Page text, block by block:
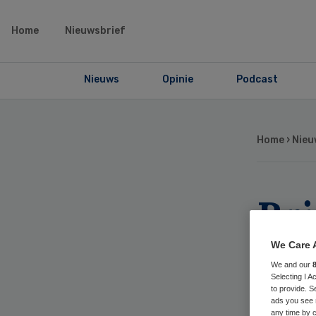
Home Nieuwsbrief
Nieuws Opinie Podcast
Home ›
We Care
We and our
Selecting I
to provide.
ads you see
any time by